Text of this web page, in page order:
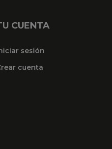
CUENTA
sesión
cuenta